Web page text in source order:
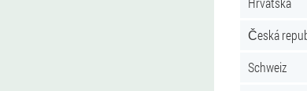
Česká
Schweiz